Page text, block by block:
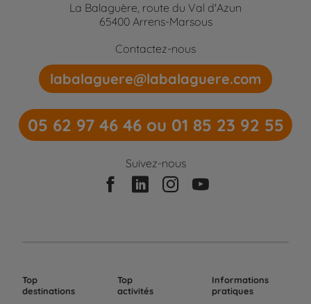
La Balaguère, route du Val d'Azun
65400 Arrens-Marsous
Contactez-nous
labalaguere@labalaguere.com
05 62 97 46 46 ou 01 85 23 92 55
Suivez-nous
Top
destinations
Top
activités
Informations
pratiques